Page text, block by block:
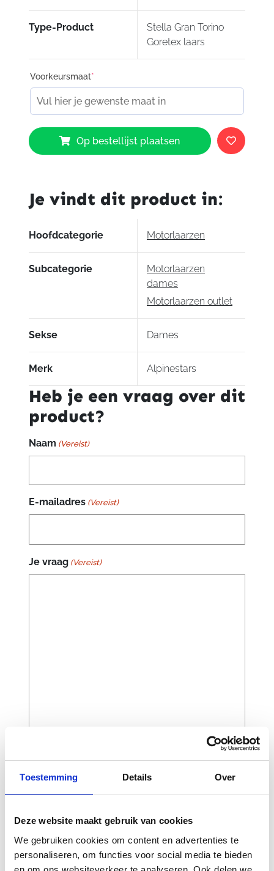
Toestemming Details Over
Deze website maakt gebruik van cookies
We gebruiken cookies om content en advertenties te
personaliseren, om functies voor social media te bieden
Type-Product
Stella Gran Torino
Goretex laars
Voorkeursmaat*
Alpinestars
Stella
Gran
Boots
aantal
Op bestellijst plaatsen
Je vindt dit product in:
Hoofdcategorie Motorlaarzen
Subcategorie
Motorlaarzen
dames
Motorlaarzen outlet
Sekse Dames
Merk Alpinestars
Heb je een vraag over dit
product?
Naam (Vereist)
E-mailadres (Vereist)
Je vraag (Vereist)
CAPTCHA